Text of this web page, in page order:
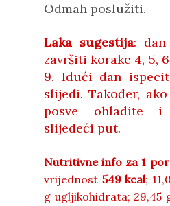
Odmah poslužiti.
Laka sugestija:
završiti korake 4, 5,
9. Idući dan
slijedi. Također,
posve ohladite i
slijedeći put.
Nutritivne info za 1
vrijednost 549 kcal;
g ugljikohidrata; 29,45